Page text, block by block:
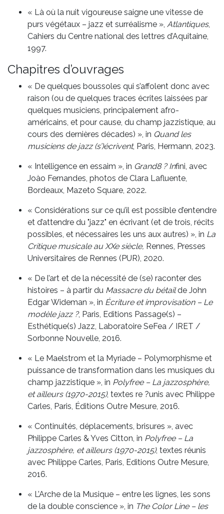
« Là où la nuit vigoureuse saigne une vitesse de
purs végétaux – jazz et surréalisme », Atlantiques,
Cahiers du Centre national des lettres d’Aquitaine,
1997.
Chapitres d’ouvrages
« De quelques boussoles qui s’affolent donc avec
raison (ou de quelques traces écrites laissées par
quelques musiciens, principalement afro-
américains, et pour cause, du champ jazzistique, au
cours des dernières décades) », in Quand les
musiciens de jazz (s’)écrivent, Paris, Hermann, 2023.
« Intelligence en essaim », in Grand8 ? Infini, avec
Joào Fernandes, photos de Clara Lafluente,
Bordeaux, Mazeto Square, 2022.
« Considérations sur ce qu’il est possible d’entendre
et d’attendre du "jazz" en écrivant (et de trois, récits
possibles, et nécessaires les uns aux autres) », in La
Critique musicale au XXe siècle, Rennes, Presses
Universitaires de Rennes (PUR), 2020.
« De l’art et de la nécessité de (se) raconter des
histoires – à partir du Massacre du bétailde John
Edgar Wideman », in Écriture et improvisation – Le
modèle jazz ?, Paris, Editions Passage(s) –
Esthétique(s) Jazz, Laboratoire SeFea / IRET /
Sorbonne Nouvelle, 2016.
« Le Maelstrom et la Myriade – Polymorphisme et
puissance de transformation dans les musiques du
champ jazzistique », in Polyfree – La jazzosphère,
et ailleurs (1970-2015), textes re ?unis avec Philippe
Carles, Paris, Éditions Outre Mesure, 2016.
« Continuités, déplacements, brisures », avec
Philippe Carles & Yves Citton, in Polyfree – La
jazzosphère, et ailleurs (1970-2015), textes réunis
avec Philippe Carles, Paris, Editions Outre Mesure,
2016.
« L’Arche de la Musique – entre les lignes, les sons
de la double conscience », in The Color Line – les